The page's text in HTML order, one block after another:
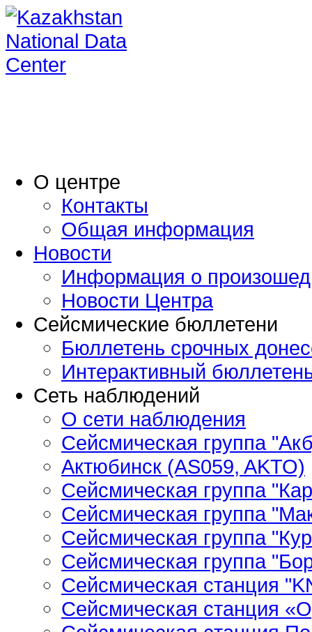
O центре
Контакты
Общая информация
Новости
Информация о
Новости Центра
Сейсмические бюллетени
Бюллетень срочных
Интерактивный
Сеть наблюдений
О сети наблюдения
Сейсмическая группа
Актюбинск (AS059, AKTO)
Сейсмическая группа
Сейсмическая группа
Сейсмическая группа
Сейсмическая группа
Сейсмическая станция
Сейсмическая станция